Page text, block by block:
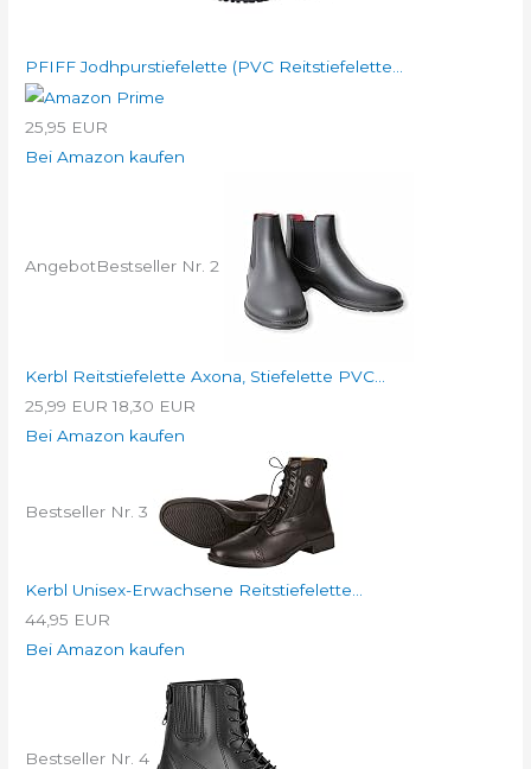
PFIFF Jodhpurstiefelette (PVC Reitstiefelette...
25,95 EUR
Bei Amazon kaufen
AngebotBestseller Nr. 2
Kerbl Reitstiefelette Axona, Stiefelette PVC...
25,99 EUR 18,30 EUR
Bei Amazon kaufen
Bestseller Nr. 3
Kerbl Unisex-Erwachsene Reitstiefelette...
44,95 EUR
Bei Amazon kaufen
Bestseller Nr. 4